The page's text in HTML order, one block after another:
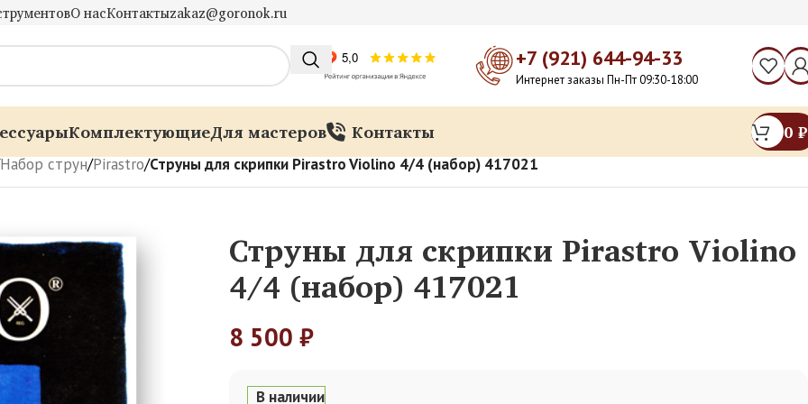
О насКонтактыzakaz@goronok.ru
+7 (921) 644-94-33
Интернет заказы Пн-Пт 09:30-18:00
КомплектующиеДля мастеров Контакты 0 ₽
Набор струн/Pirastro/Струны для скрипки Pirastro Violino 4/4 (набор) 417021
Струны для скрипки Pirastro Violino
4/4 (набор) 417021
8 500 ₽
В наличии